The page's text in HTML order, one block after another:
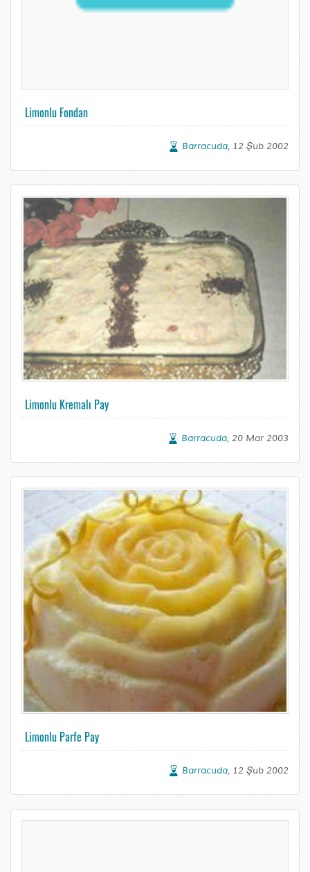
Limonlu Fondan
Barracuda, 12 Şub 2002
Limonlu Kremalı Pay
Barracuda, 20 Mar 2003
Limonlu Parfe Pay
Barracuda, 12 Şub 2002